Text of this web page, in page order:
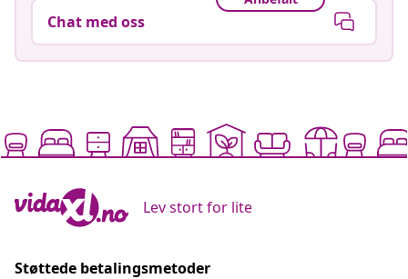
Chat med oss
Lev stort for lite
Støttede betalingsmetoder